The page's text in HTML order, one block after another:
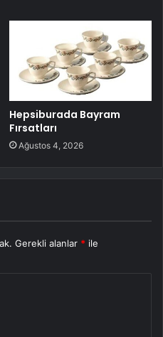
Hepsiburada Bayram
Fırsatları
Ağustos 4, 2026
Gerekli alanlar * ile